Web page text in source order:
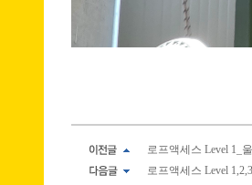
로프액세스 Level 1_
로프액세스 Level